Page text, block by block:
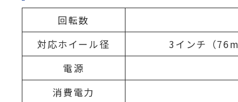
回転数
対応ホイール径
3インチ（
電源
消費電力